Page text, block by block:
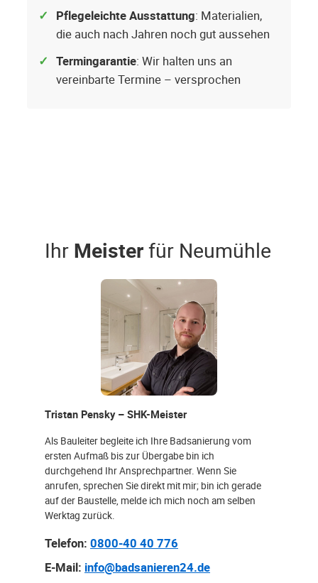
Pflegeleichte Ausstattung: Materialien,
die auch nach Jahren noch gut aussehen
Termingarantie: Wir halten uns an
vereinbarte Termine – versprochen
Ihr Meisterfür Neumühle
Tristan Pensky – SHK-Meister
Als Bauleiter begleite ich Ihre Badsanierung vom
ersten Aufmaß bis zur Übergabe bin ich
durchgehend Ihr Ansprechpartner. Wenn Sie
anrufen, sprechen Sie direkt mit mir; bin ich gerade
auf der Baustelle, melde ich mich noch am selben
Werktag zurück.
Telefon: 0800-40 40 776
E-Mail: info@badsanieren24.de